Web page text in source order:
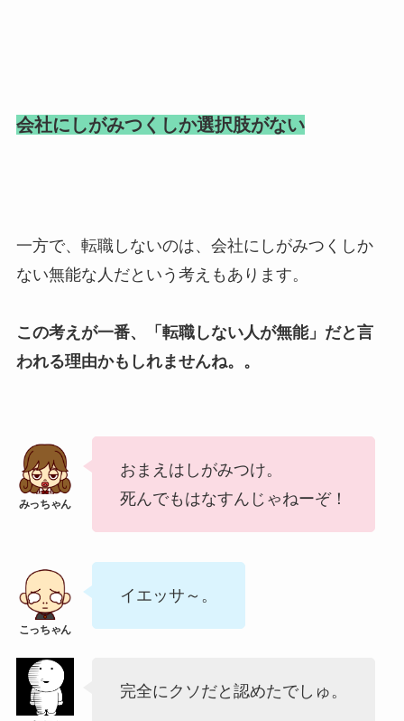
会社にしがみつくしか選択肢がない
一方で、転職しないのは、会社にしがみつくしか
ない無能な人だという考えもあります。
この考えが一番、「転職しない人が無能」だと言
われる理由かもしれませんね。。
おまえはしがみつけ。
死んでもはなすんじゃねーぞ！
イエッサ～。
完全にクソだと認めたでしゅ。